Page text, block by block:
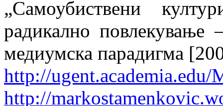
„Самоубиствени
радикално повлекување
медиумска парадигма
http://ugent.academia.edu/
http://